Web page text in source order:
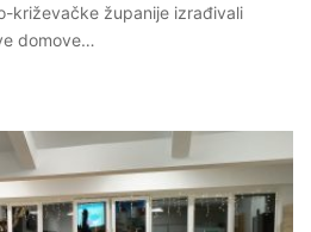
križevačke županije izrađivali
domove…